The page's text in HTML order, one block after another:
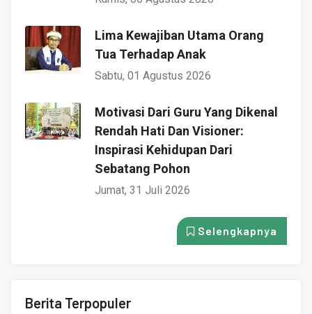
Lima Kewajiban Utama Orang
Tua Terhadap Anak
Sabtu, 01 Agustus 2026
Motivasi Dari Guru Yang Dikenal
Rendah Hati Dan Visioner:
Inspirasi Kehidupan Dari
Sebatang Pohon
Jumat, 31 Juli 2026
Selengkapnya
Berita Terpopuler